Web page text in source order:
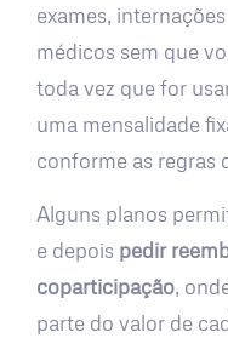
exames,
médicos sem que
toda vez que for
uma mensalidade
conforme as regras
Alguns planos
e depois pedir
coparticipação,
parte do valor de